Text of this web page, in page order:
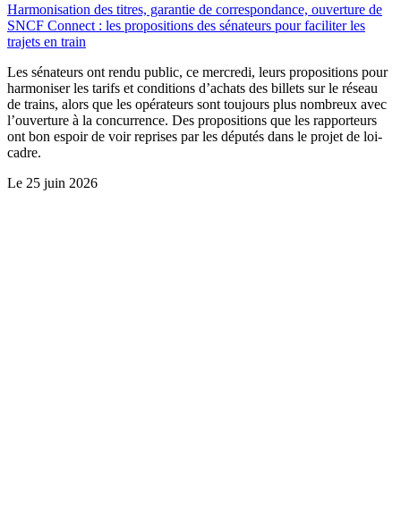
Harmonisation des titres, garantie de correspondance, ouverture de
SNCF Connect : les propositions des sénateurs pour faciliter les
trajets en train
Les sénateurs ont rendu public, ce mercredi, leurs propositions pour
harmoniser les tarifs et conditions d’achats des billets sur le réseau
de trains, alors que les opérateurs sont toujours plus nombreux avec
l’ouverture à la concurrence. Des propositions que les rapporteurs
ont bon espoir de voir reprises par les députés dans le projet de loi-
cadre.
Le 25 juin 2026